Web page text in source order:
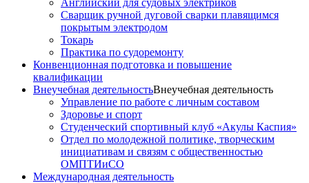
Английский для судовых электриков
Cварщик ручной дуговой сварки плавящимся
покрытым электродом
Токарь
Практика по судоремонту
Конвенционная подготовка и повышение
квалификации
Внеучебная деятельностьВнеучебная деятельность
Управление по работе с личным составом
Здоровье и спорт
Студенческий спортивный клуб «Акулы Каспия»
Отдел по молодежной политике, творческим
инициативам и связям с общественностью
ОМПТИиСО
Международная деятельность